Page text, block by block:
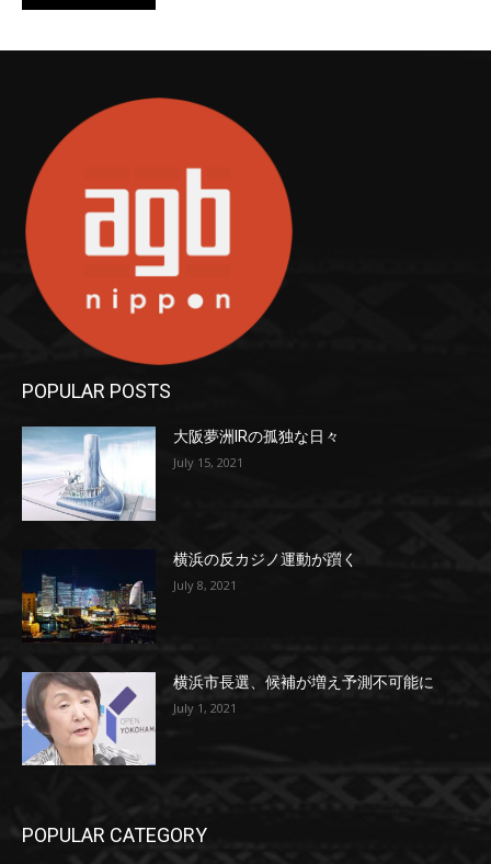
POPULAR POSTS
大阪夢洲IRの孤独な日々
July 15, 2021
横浜の反カジノ運動が躓く
July 8, 2021
横浜市長選、候補が増え予測不可能に
July 1, 2021
POPULAR CATEGORY